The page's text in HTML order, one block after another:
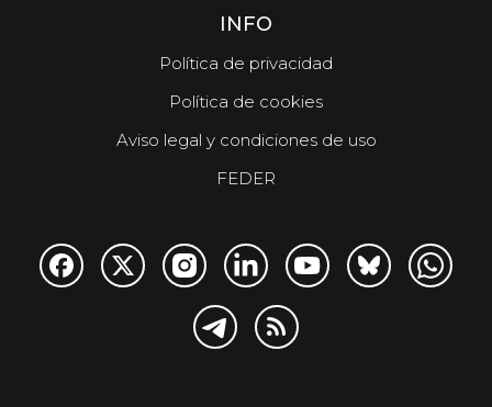
INFO
Política de privacidad
Política de cookies
Aviso legal y condiciones de uso
FEDER